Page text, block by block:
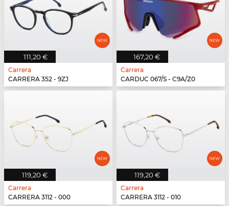
111,20 €
Carrera
CARRERA 352 - 9ZJ
167,20 €
Carrera
CARDUC 067/S - C9A/Z0
119,20 €
Carrera
CARRERA 3112 - 000
119,20 €
Carrera
CARRERA 3112 - 010